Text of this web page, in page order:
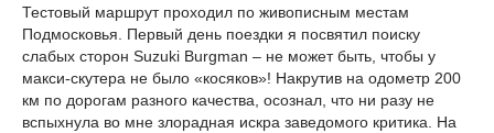
Тестовый маршрут проходил по живописным местам
Подмосковья. Первый день поездки я посвятил поиску
слабых сторон Suzuki Burgman – не может быть, чтобы у
макси-скутера не было «косяков»! Накрутив на одометр 200
км по дорогам разного качества, осознал, что ни разу не
вспыхнула во мне злорадная искра заведомого критика. На